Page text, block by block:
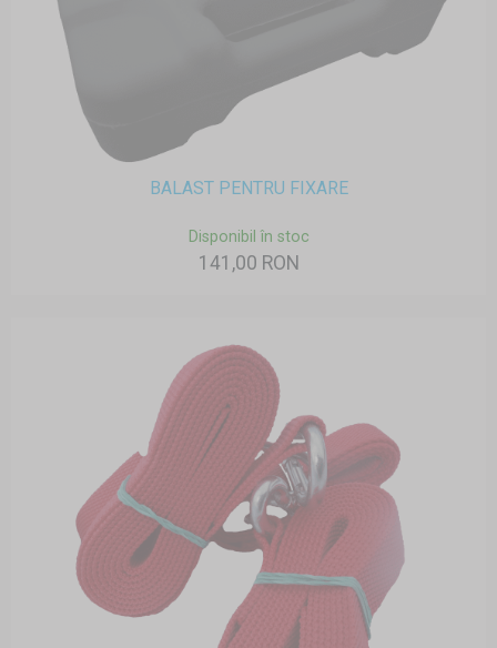
BALAST PENTRU FIXARE
Disponibil în stoc
141,00 RON